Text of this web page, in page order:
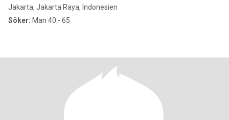
Jakarta, Jakarta Raya, Indonesien
Söker: Man 40 - 65